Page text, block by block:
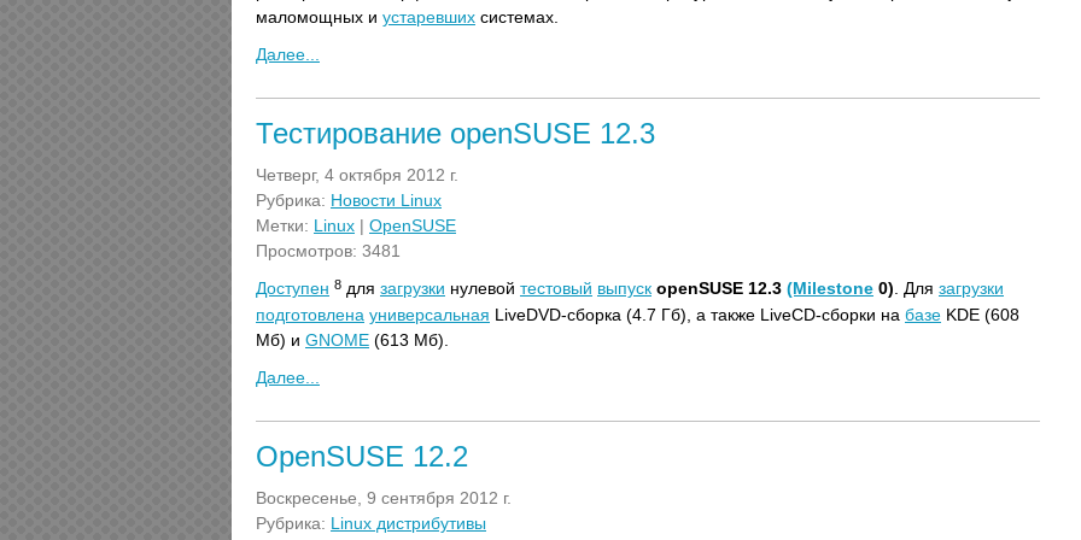
маломощных и устаревших системах.
Далее...
Тестирование openSUSE 12.3
Четверг, 4 октября 2012 г.
Рубрика: Новости Linux
Метки: Linux | OpenSUSE
Просмотров: 3481
Доступен 8 для загрузки нулевой тестовый выпуск openSUSE 12.3 (Milestone 0) . Для загрузки
подготовлена универсальная LiveDVD-сборка (4.7 Гб), а также LiveCD-сборки на базе KDE (608
Мб) и GNOME (613 Мб).
Далее...
OpenSUSE 12.2
Воскресенье, 9 сентября 2012 г.
Рубрика: Linux дистрибутивы